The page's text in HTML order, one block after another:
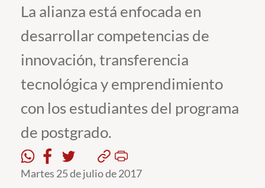
Admisión
Pregrado
Postgrado
Formación Continua
Estudiantes
Académicos
La alianza está enfocada en
desarrollar competencias de
innovación, transferencia
tecnológica y emprendimiento
con los estudiantes del programa
de postgrado.
Martes 25 de julio de 2017